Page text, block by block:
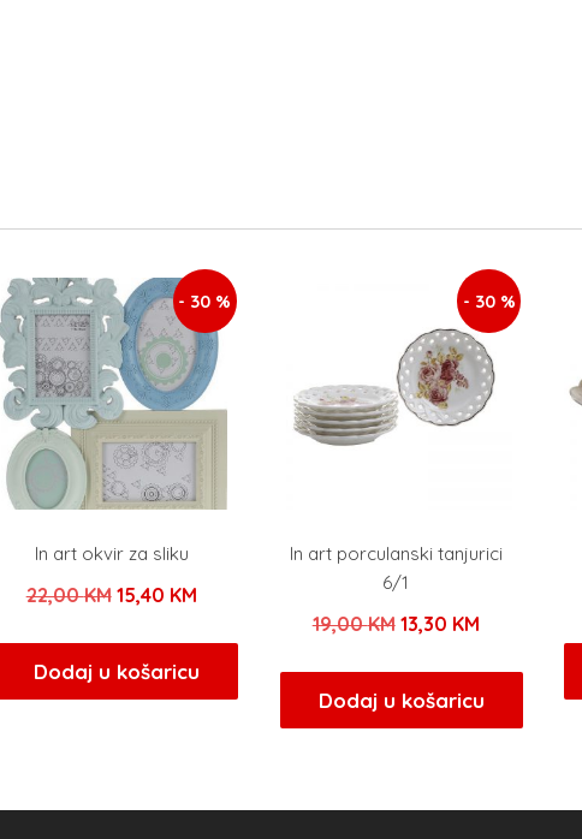
- 30 %
In art okvir za sliku
22,00KM Izvorna
bila
je:
15,40 KMTrenutna
je:
15,40 KM.
Dodaj u košaricu
- 30 %
In art porculanski tanjurici
6/1
19,00KM Izvorna
bila
je:
13,30 KMTrenutna
je:
13,30 KM.
Dodaj u košaricu